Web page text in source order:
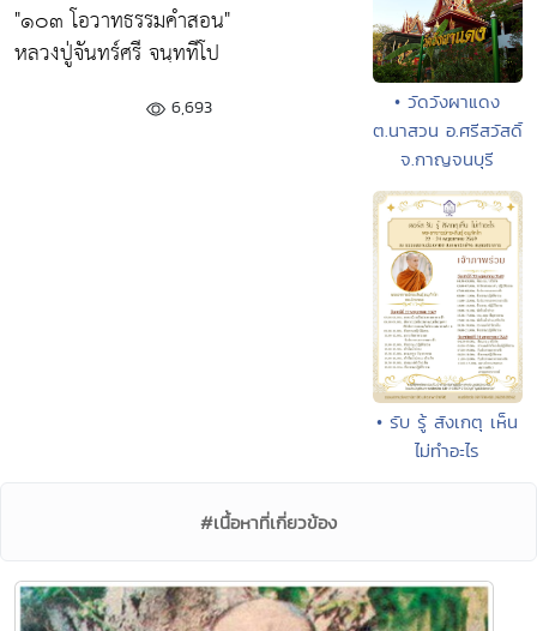
"๑๐๓ โอวาทธรรมคำสอน"
หลวงปู่จันทร์ศรี จนฺททีโป
6,693
• วัดวังผาแดง
ต.นาสวน อ.ศรีสวัสดิ์
จ.กาญจนบุรี
• รับ รู้ สังเกตุ เห็น
ไม่ทำอะไร
#เนื้อหาที่เกี่ยวข้อง